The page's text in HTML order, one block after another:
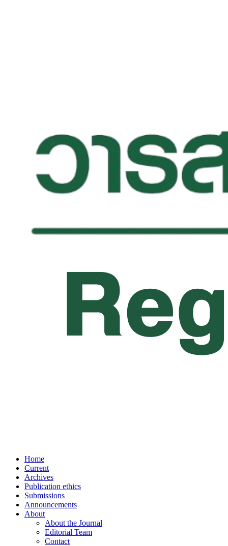
Home
Current
Archives
Publication ethics
Submissions
Announcements
About
About the Journal
Editorial Team
Contact